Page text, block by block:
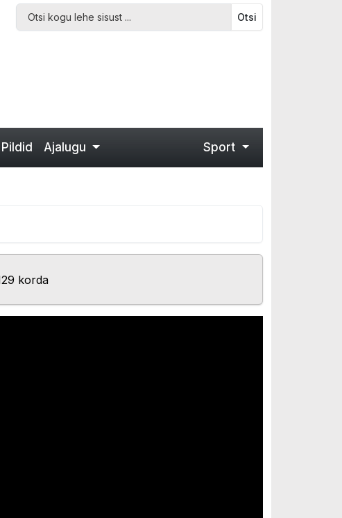
Otsi
Pildid Ajalugu Sport
korda